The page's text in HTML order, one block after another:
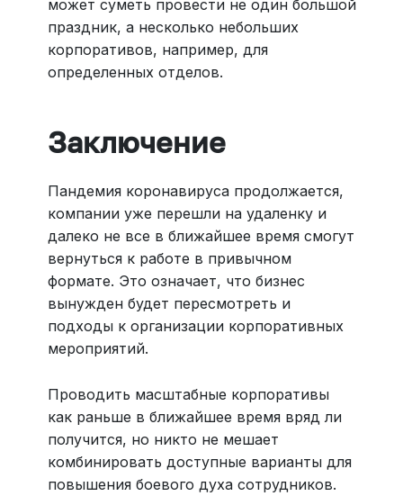
может суметь провести не один большой
праздник, а несколько небольших
корпоративов, например, для
определенных отделов.
Заключение
Пандемия коронавируса продолжается,
компании уже перешли на удаленку и
далеко не все в ближайшее время смогут
вернуться к работе в привычном
формате. Это означает, что бизнес
вынужден будет пересмотреть и
подходы к организации корпоративных
мероприятий.
Проводить масштабные корпоративы
как раньше в ближайшее время вряд ли
получится, но никто не мешает
комбинировать доступные варианты для
повышения боевого духа сотрудников.